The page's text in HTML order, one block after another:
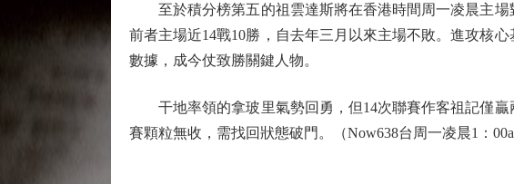
至於積分榜第五的祖雲達斯將在香港時間周一凌晨主場
前者主場近14戰10勝，自去年三月以來主場不敗。進攻核
數據，成今仗致勝關鍵人物。
干地率領的拿玻里氣勢回勇，但14次聯賽作客祖記僅贏
賽顆粒無收，需找回狀態破門。（Now638台周一凌晨1：